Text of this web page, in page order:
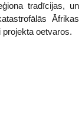
tradīcijas, un
Āfrikas
oetvaros.